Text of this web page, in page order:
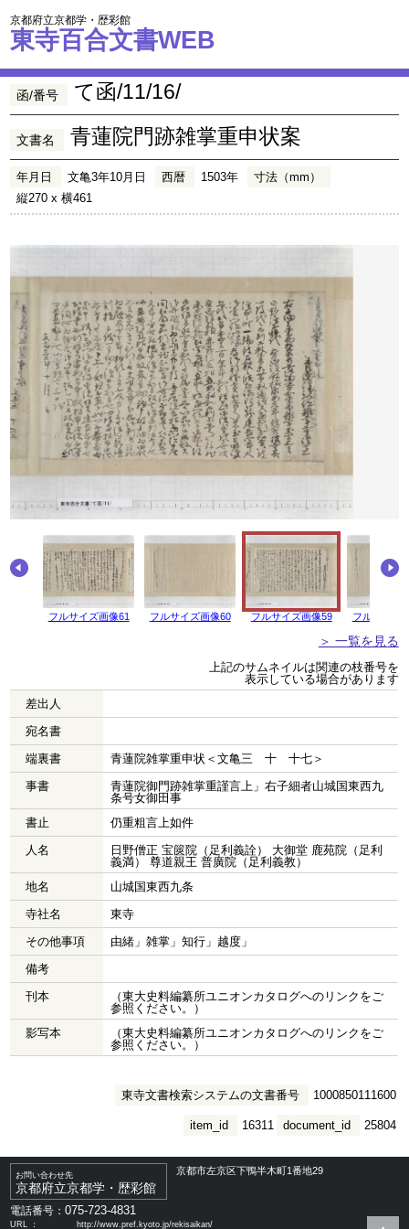
京都府立京都学・歴彩館
東寺百合文書WEB
函/番号 て函/11/16/
文書名 青蓮院門跡雑掌重申状案
年月日 文亀3年10月日 西暦 1503年
寸法（mm）
縦270 x 横461
フルサイズ画像61 フルサイズ画像60 フルサイズ画像59 フルサイズ
＞ 一覧を見る
上記のサムネイルは関連の枝番号を
表示している場合があります
差出人
宛名書
端裏書
青蓮院雑掌重申状＜文亀三 十 十七＞
事書
青蓮院御門跡雑掌重謹言上」右子細者山城国東西九
条号女御田事
書止
仍重粗言上如件
人名
日野僧正 宝篋院（足利義詮） 大御堂 鹿苑院（足利
義満） 尊道親王 普廣院（足利義教）
地名
山城国東西九条
寺社名
東寺
その他事項
由緒」雑掌」知行」越度」
備考
刊本
（東大史料編纂所ユニオンカタログへのリンクをご
参照ください。）
影写本
（東大史料編纂所ユニオンカタログへのリンクをご
参照ください。）
東寺文書検索システムの文書番号 1000850111600
document_id 25804
item_id 16311
お問い合わせ先
京都府立京都学・歴彩館
京都市左京区下鴨半木町1番地29
電話番号：075-723-4831
URL ： http://www.pref.kyoto.jp/rekisaikan/